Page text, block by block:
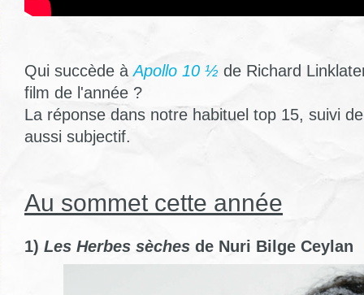
Qui succède àApollo 10 ½ de Richard
film de l'année ?
La réponse dans notre habituel top 15, suivi
aussi subjectif.
Au sommet cette année
1) Les Herbes sèches de Nuri Bilge Ceylan